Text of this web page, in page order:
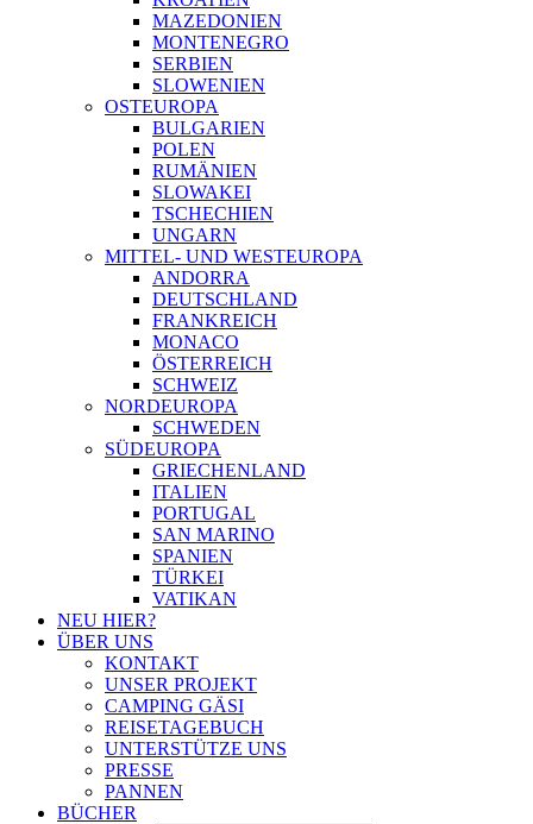
MAZEDONIEN
MONTENEGRO
SERBIEN
SLOWENIEN
OSTEUROPA
BULGARIEN
POLEN
RUMÄNIEN
SLOWAKEI
TSCHECHIEN
UNGARN
MITTEL- UND WESTEUROPA
ANDORRA
DEUTSCHLAND
FRANKREICH
MONACO
ÖSTERREICH
SCHWEIZ
NORDEUROPA
SCHWEDEN
SÜDEUROPA
GRIECHENLAND
ITALIEN
PORTUGAL
SAN MARINO
SPANIEN
TÜRKEI
VATIKAN
NEU HIER?
ÜBER UNS
KONTAKT
UNSER PROJEKT
CAMPING GÄSI
REISETAGEBUCH
UNTERSTÜTZE UNS
PRESSE
PANNEN
BÜCHER